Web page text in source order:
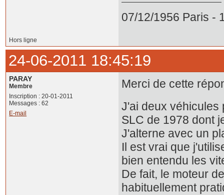
07/12/1956 Paris -
Hors ligne
24-06-2011 18:45:19
PARAY
Membre
Inscription : 20-01-2011
Messages : 62
E-mail
Merci de cette
J'ai deux véhicules
SLC de 1978 dont
J'alterne avec un
Il est vrai que
bien entendu les
De fait, le moteur
habituellement